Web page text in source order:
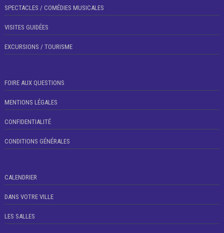
SPECTACLES / COMÉDIES MUSICALES
VISITES GUIDÉES
EXCURSIONS / TOURISME
FOIRE AUX QUESTIONS
MENTIONS LÉGALES
CONFIDENTIALITÉ
CONDITIONS GÉNÉRALES
CALENDRIER
DANS VOTRE VILLE
LES SALLES